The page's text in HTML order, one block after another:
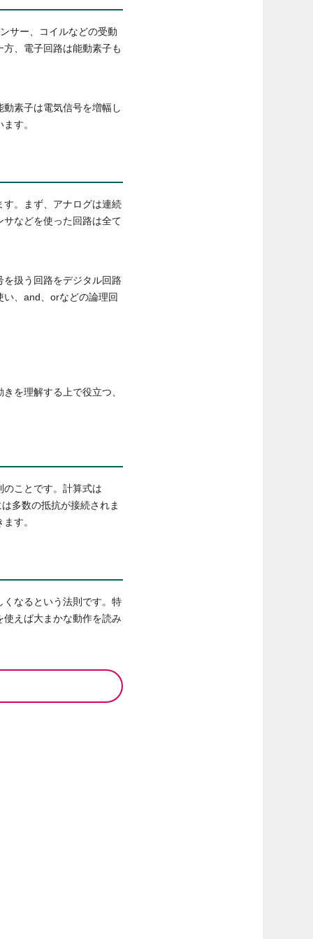
サー、コイルなどの受動
、電子回路は能動素子も
素子は電気信号を増幅し
す。
。まず、アナログは連続
などを使った回路は全て
扱う回路をデジタル回路
、and、orなどの論理回
を理解する上で役立つ、
ことです。計算式は
多数の抵抗が接続されま
す。
なるという法則です。特
えば大まかな動作を読み